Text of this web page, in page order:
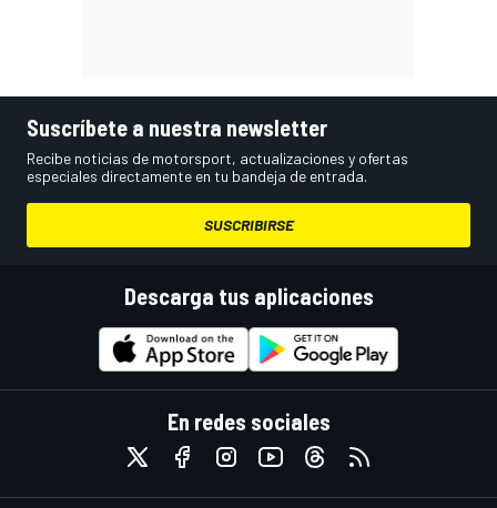
Suscríbete a nuestra newsletter
Recibe noticias de motorsport, actualizaciones y ofertas
especiales directamente en tu bandeja de entrada.
SUSCRIBIRSE
Descarga tus aplicaciones
En redes sociales